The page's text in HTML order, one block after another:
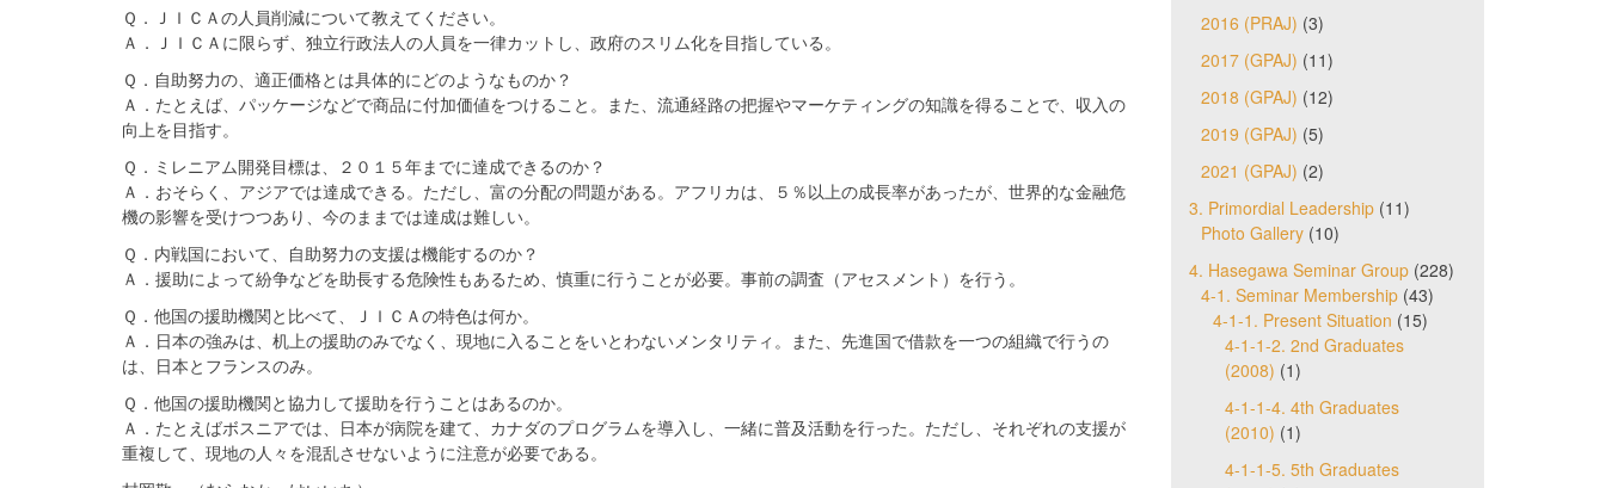
Ｑ．ＪＩＣＡの人員削減について教えてください。
Ａ．ＪＩＣＡに限らず、独立行政法人の人員を一律カットし、政府のスリム化を目指している。
Ｑ．自助努力の、適正価格とは具体的にどのようなものか？
Ａ．たとえば、パッケージなどで商品に付加価値をつけること。また、流通経路の把握やマーケティングの知識を得ることで、収入の
向上を目指す。
Ｑ．ミレニアム開発目標は、２０１５年までに達成できるのか？
Ａ．おそらく、アジアでは達成できる。ただし、富の分配の問題がある。アフリカは、５％以上の成長率があったが、世界的な金融危
機の影響を受けつつあり、今のままでは達成は難しい。
Ｑ．内戦国において、自助努力の支援は機能するのか？
Ａ．援助によって紛争などを助長する危険性もあるため、慎重に行うことが必要。事前の調査（アセスメント）を行う。
Ｑ．他国の援助機関と比べて、ＪＩＣＡの特色は何か。
Ａ．日本の強みは、机上の援助のみでなく、現地に入ることをいとわないメンタリティ。また、先進国で借款を一つの組織で行うの
は、日本とフランスのみ。
Ｑ．他国の援助機関と協力して援助を行うことはあるのか。
Ａ．たとえばボスニアでは、日本が病院を建て、カナダのプログラムを導入し、一緒に普及活動を行った。ただし、それぞれの支援が
重複して、現地の人々を混乱させないように注意が必要である。
2016 (PRAJ) (3)
2017 (GPAJ) (11)
2018 (GPAJ) (12)
2019 (GPAJ) (5)
2021 (GPAJ) (2)
3. Primordial Leadership(11)
Photo Gallery(10)
4. Hasegawa Seminar Group(228)
4-1. Seminar Membership(43)
4-1-1. Present Situation (15)
4-1-1-2. 2nd Graduates
(2008) (1)
4-1-1-4. 4th Graduates
(2010) (1)
4-1-1-5. 5th Graduates